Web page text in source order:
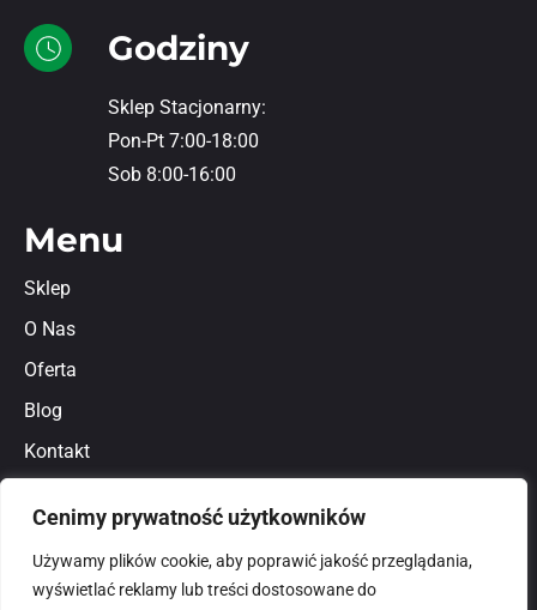
Cenimy prywatność użytkowników
Używamy plików cookie, aby poprawić jakość przeglądania,
wyświetlać reklamy lub treści dostosowane do
Godziny
Sklep Stacjonarny:
Pon-Pt 7:00-18:00
Sob 8:00-16:00
Menu
Sklep
O Nas
Oferta
Blog
Kontakt
Polityka prywatności